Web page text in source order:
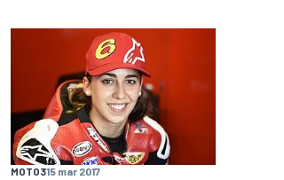
MOTO315 mar 2017